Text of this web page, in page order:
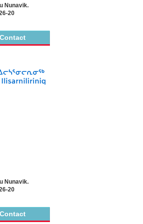
Nunavik.
20
Contact
Nunavik.
20
Contact